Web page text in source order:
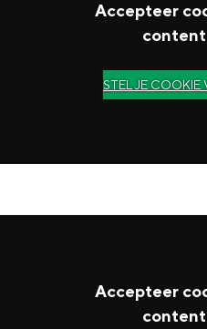
Accepteer
STEL JE COOKIE
Accepteer